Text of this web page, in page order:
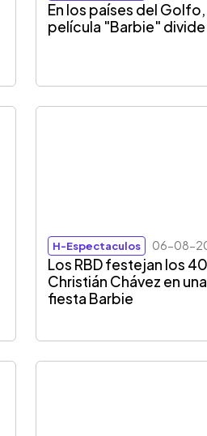
En los países del Golfo,
película "Barbie" divide
H-Espectaculos 06-08-
Los RBD festejan los
Christián Chávez en una
fiesta Barbie